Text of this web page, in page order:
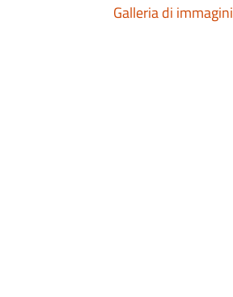
Galleria di immagini